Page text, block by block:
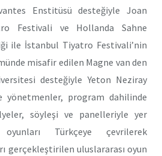
Enstitüsü desteğiyle Joan
Festivali ve Hollanda Sahne
ile İstanbul Tiyatro Festivali’nin
misafir edilen Magne van den
desteğiyle Yeton Neziray
yönetmenler, program dahilinde
söyleşi ve panelleriyle yer
Türkçeye çevrilerek
gerçekleştirilen uluslararası oyun